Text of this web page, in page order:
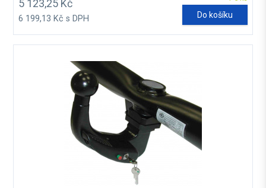
5 123,25 Kč
6 199,13 Kč s DPH Do košíku